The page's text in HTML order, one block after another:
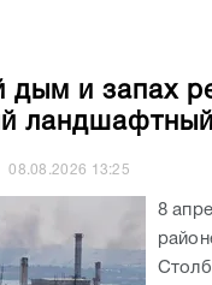
дым и запах
08.08.2026 13:25
8